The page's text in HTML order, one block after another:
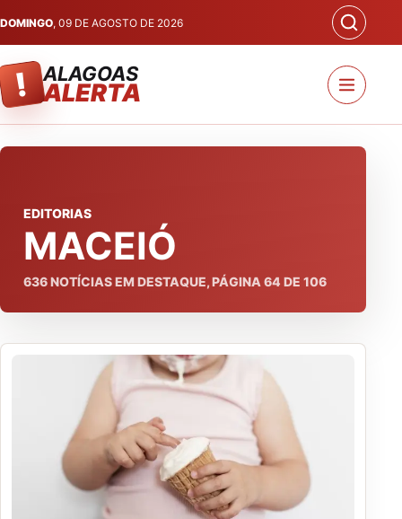
DOMINGO, 09 DE AGOSTO DE 2026
! ALAGOAS
ALERTA
EDITORIAS
MACEIÓ
636NOTÍCIAS EM DESTAQUE, PÁGINA 64 DE 106